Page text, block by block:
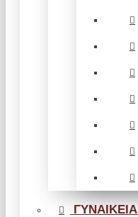
ΓΥΝΑΙΚΕΙΑ